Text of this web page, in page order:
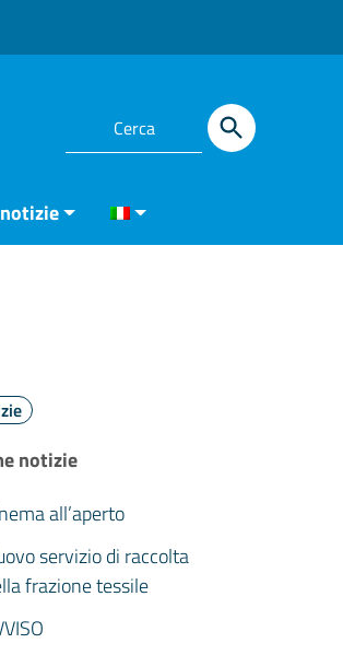
notizie
all’aperto
servizio di raccolta
frazione tessile